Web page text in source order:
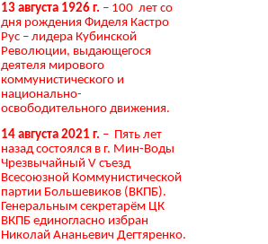
13 августа 1926 г. – 100 лет со
дня рождения Фиделя Кастро
Рус – лидера Кубинской
Революции, выдающегося
деятеля мирового
коммунистического и
национально-
освободительного движения.
14 августа 2021 г. – Пять лет
назад состоялся в г. Мин-Воды
Чрезвычайный V съезд
Всесоюзной Коммунистической
партии Большевиков (ВКПБ).
Генеральным секретарём ЦК
ВКПБ единогласно избран
Николай Ананьевич Дегтяренко.